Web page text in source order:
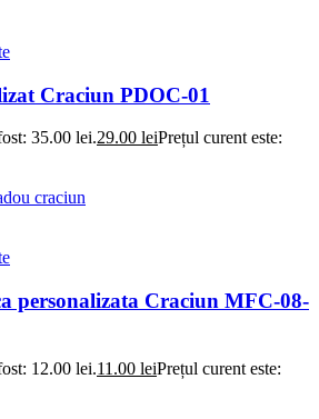
Craciun PDOC-01
35.00 lei.29.00 leiPrețul curent este:
personalizata Craciun MFC-08-
12.00 lei.11.00 leiPrețul curent este: